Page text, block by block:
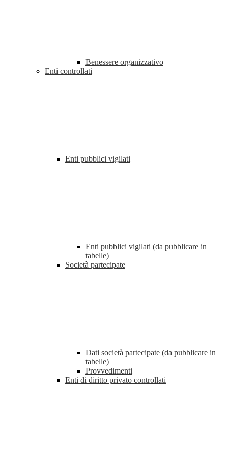
Benessere organizzativo
Enti controllati
Enti pubblici vigilati
Enti pubblici vigilati (da pubblicare in
tabelle)
Società partecipate
Dati società partecipate (da pubblicare in
tabelle)
Provvedimenti
Enti di diritto privato controllati